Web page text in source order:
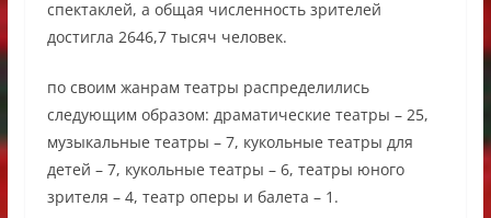
спектаклей, а общая численность зрителей
достигла 2646,7 тысяч человек.
по своим жанрам театры распределились
следующим образом: драматические театры – 25,
музыкальные театры – 7, кукольные театры для
детей – 7, кукольные театры – 6, театры юного
зрителя – 4, театр оперы и балета – 1.